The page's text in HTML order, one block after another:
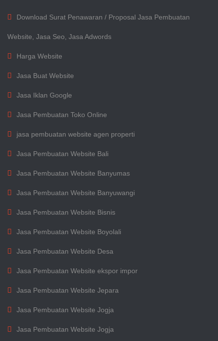
Download Surat Penawaran / Proposal Jasa Pembuatan
Website, Jasa Seo, Jasa Adwords
Harga Website
Jasa Buat Website
Jasa Iklan Google
Jasa Pembuatan Toko Online
jasa pembuatan website agen properti
Jasa Pembuatan Website Bali
Jasa Pembuatan Website Banyumas
Jasa Pembuatan Website Banyuwangi
Jasa Pembuatan Website Bisnis
Jasa Pembuatan Website Boyolali
Jasa Pembuatan Website Desa
Jasa Pembuatan Website ekspor impor
Jasa Pembuatan Website Jepara
Jasa Pembuatan Website Jogja
Jasa Pembuatan Website Jogja